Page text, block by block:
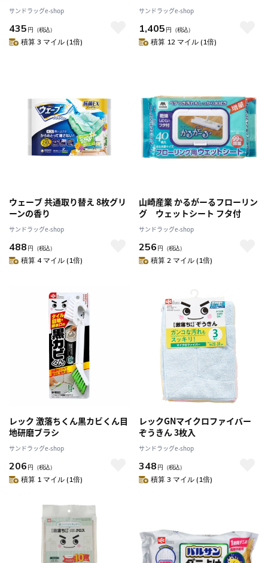
サンドラッグe-shop
435 円 （税込）
積算 3 マイル (1倍)
サンドラッグe-shop
1,405 円 （税込）
積算 12 マイル (1倍)
ウェーブ 共通取り替え 8枚グリ
ーンの香り
サンドラッグe-shop
488 円 （税込）
積算 4 マイル (1倍)
山崎産業 かるがーるフローリン
グ ウェットシート フタ付
サンドラッグe-shop
256 円 （税込）
積算 2 マイル (1倍)
レック 激落ちくん黒カビくん目
地研磨ブラシ
サンドラッグe-shop
206 円 （税込）
積算 1 マイル (1倍)
レックGNマイクロファイバー
ぞうきん 3枚入
サンドラッグe-shop
348 円 （税込）
積算 3 マイル (1倍)